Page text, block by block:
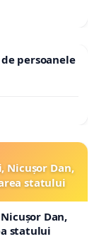
persoanele
Nicușor Dan,
statului
Dan,
statului